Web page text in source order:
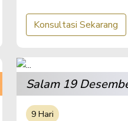
Konsultasi Sekarang
Salam 19
9 Hari